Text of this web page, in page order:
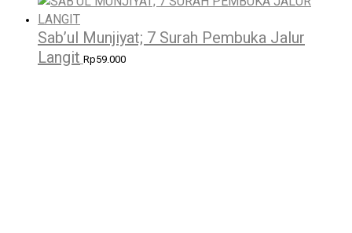
Sab’ul Munjiyat; 7 Surah Pembuka Jalur
Langit Rp59.000